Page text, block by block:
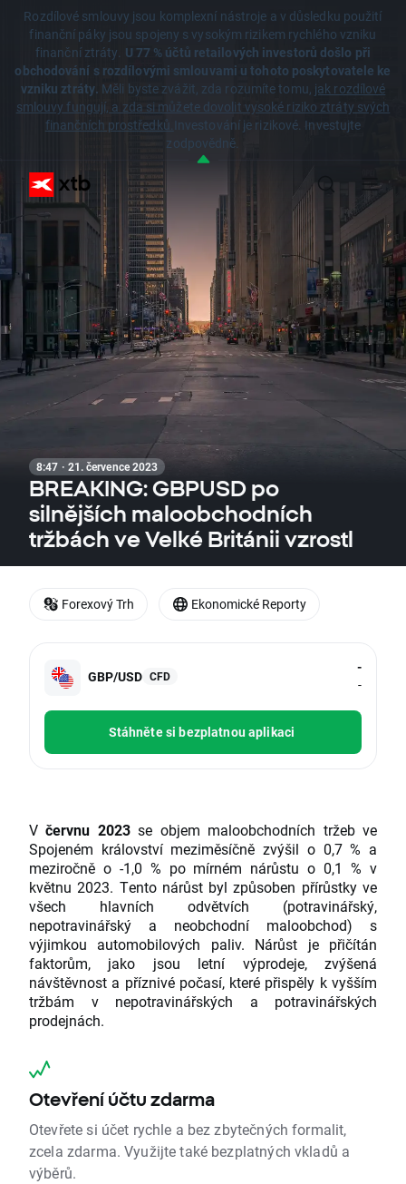
Rozdílové smlouvy jsou komplexní nástroje a v důsledku použití
finanční páky jsou spojeny s vysokým rizikem rychlého vzniku
finanční ztráty. U 77 % účtů retailových investorů došlo při
obchodování s rozdílovými smlouvami u tohoto poskytovatele ke
vzniku ztráty. Měli byste zvážit, zda rozumíte tomu, jak rozdílové
smlouvy fungují, a zda si můžete dovolit vysoké riziko ztráty svých
finančních prostředků.Investování je rizikové. Investujte
zodpovědně.
8:47 · 21. července 2023
BREAKING: GBPUSD po
silnějších maloobchodních
tržbách ve Velké Británii vzrostl
GBP/USD CFD
-
-
Stáhněte si bezplatnou aplikaci
Včervnu 2023se objem maloobchodních tržeb ve
Spojeném království meziměsíčně zvýšil o 0,7 % a
meziročně o -1,0 % po mírném nárůstu o 0,1 % v
květnu 2023. Tento nárůst byl způsoben přírůstky ve
všech hlavních odvětvích (potravinářský,
nepotravinářský a neobchodní maloobchod) s
výjimkou automobilových paliv. Nárůst je přičítán
faktorům, jako jsou letní výprodeje, zvýšená
návštěvnost a příznivé počasí, které přispěly k vyšším
tržbám v nepotravinářských a potravinářských
prodejnách.
Otevření účtu zdarma
Otevřete si účet rychle a bez zbytečných formalit,
zcela zdarma. Využijte také bezplatných vkladů a
výběrů.
Forexový Trh Ekonomické Reporty